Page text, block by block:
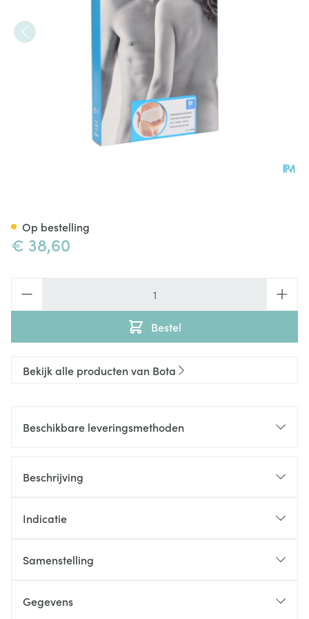
€ 38,60
Bestel
Op bestelling
Bekijk alle producten van Bota
Beschikbare leveringsmethoden
Beschrijving
Indicatie
Samenstelling
Gegevens